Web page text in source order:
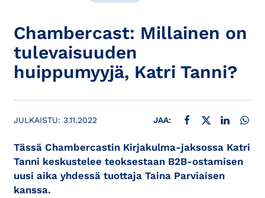
Chambercast: Millainen on
tulevaisuuden
huippumyyjä, Katri Tanni?
JULKAISTU: 3.11.2022 JAA: JAA FACEBOOKISSA
JAA X:SSÄ JAA
Tässä Chambercastin Kirjakulma-jaksossa Katri
Tanni keskustelee teoksestaan B2B-ostamisen
uusi aika yhdessä tuottaja Taina Parviaisen
kanssa.